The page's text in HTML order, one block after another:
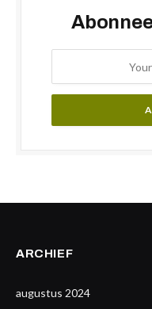
ARCHIEF
augustus 2024